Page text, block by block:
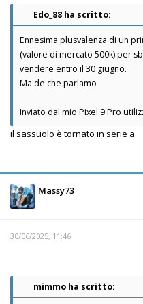
Edo_88 ha scritto:
Ennesima plusvalenza di un
(valore di mercato 500k) per
vendere entro il 30 giugno.
Ma de che parlamo
Inviato dal mio Pixel 9 Pro
il sassuolo è tornato in serie a
Massy73
30/06/2025, 11:46
mimmo ha scritto: